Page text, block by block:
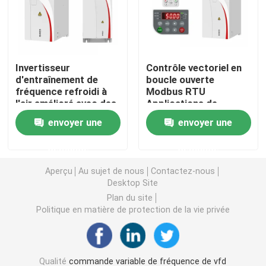
Convertisseur de fréquence variable
Inverseur de fréquence de vecteur
Inverseur de fréquence de VFD
Appareil à fréquence variable pour grue
Optimisateur solaire
Invertisseur
d'entraînement de
fréquence refroidi à
l'air amélioré avec des
protections étendues
pour moteur
synchrone à aimant
envoyer une
Contrôle vectoriel en
boucle ouverte
Modbus RTU
Applications de
charge lourde
envoyer une
Aperçu Au sujet de nous
Contactez-nous
Desktop Site
Plan du site
Politique en matière de protection de la vie privée
Qualitécommande variable de fréquence de vfd